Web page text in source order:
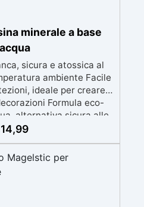
minerale a base
sicura e atossica al
ambiente Facile
ideale per creare
Formula eco-
alternativa sicura alle
anche ai bambini,
in soli 30 minuti per
e personalizzabili.
14,99